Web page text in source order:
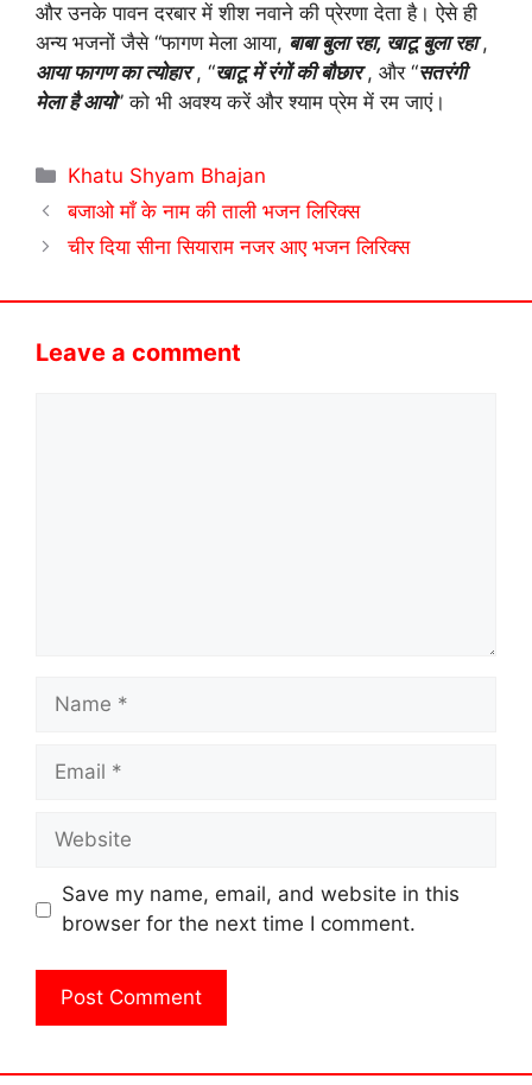
और उनके पावन दरबार में शीश नवाने की प्रेरणा देता है। ऐसे ही
अन्य भजनों जैसे “फागण मेला आया, बाबा बुला रहा, खाटू बुला रहा,
आया फागण का त्योहार, “खाटू में रंगों की बौछार, और “सतरंगी
मेला है आयो” को भी अवश्य करें और श्याम प्रेम में रम जाएं।
Categories
Khatu Shyam Bhajan
बजाओ माँ के नाम की ताली भजन लिरिक्स
चीर दिया सीना सियाराम नजर आए भजन लिरिक्स
Leave a comment
Name
Email
Website
Save my name, email, and website in this
browser for the next time I comment.